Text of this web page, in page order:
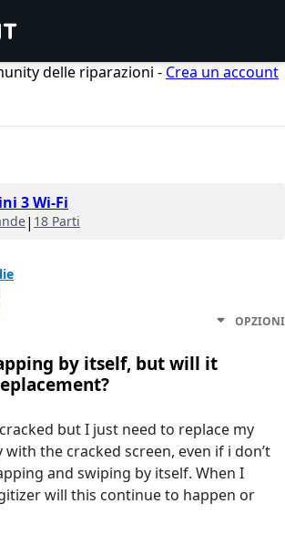
delle riparazioni - Crea un account
3 Wi-Fi
| 18 Parti
OPZIONI
by itself, but will it
but I just need to replace my
the cracked screen, even if i don’t
and swiping by itself. When I
will this continue to happen or